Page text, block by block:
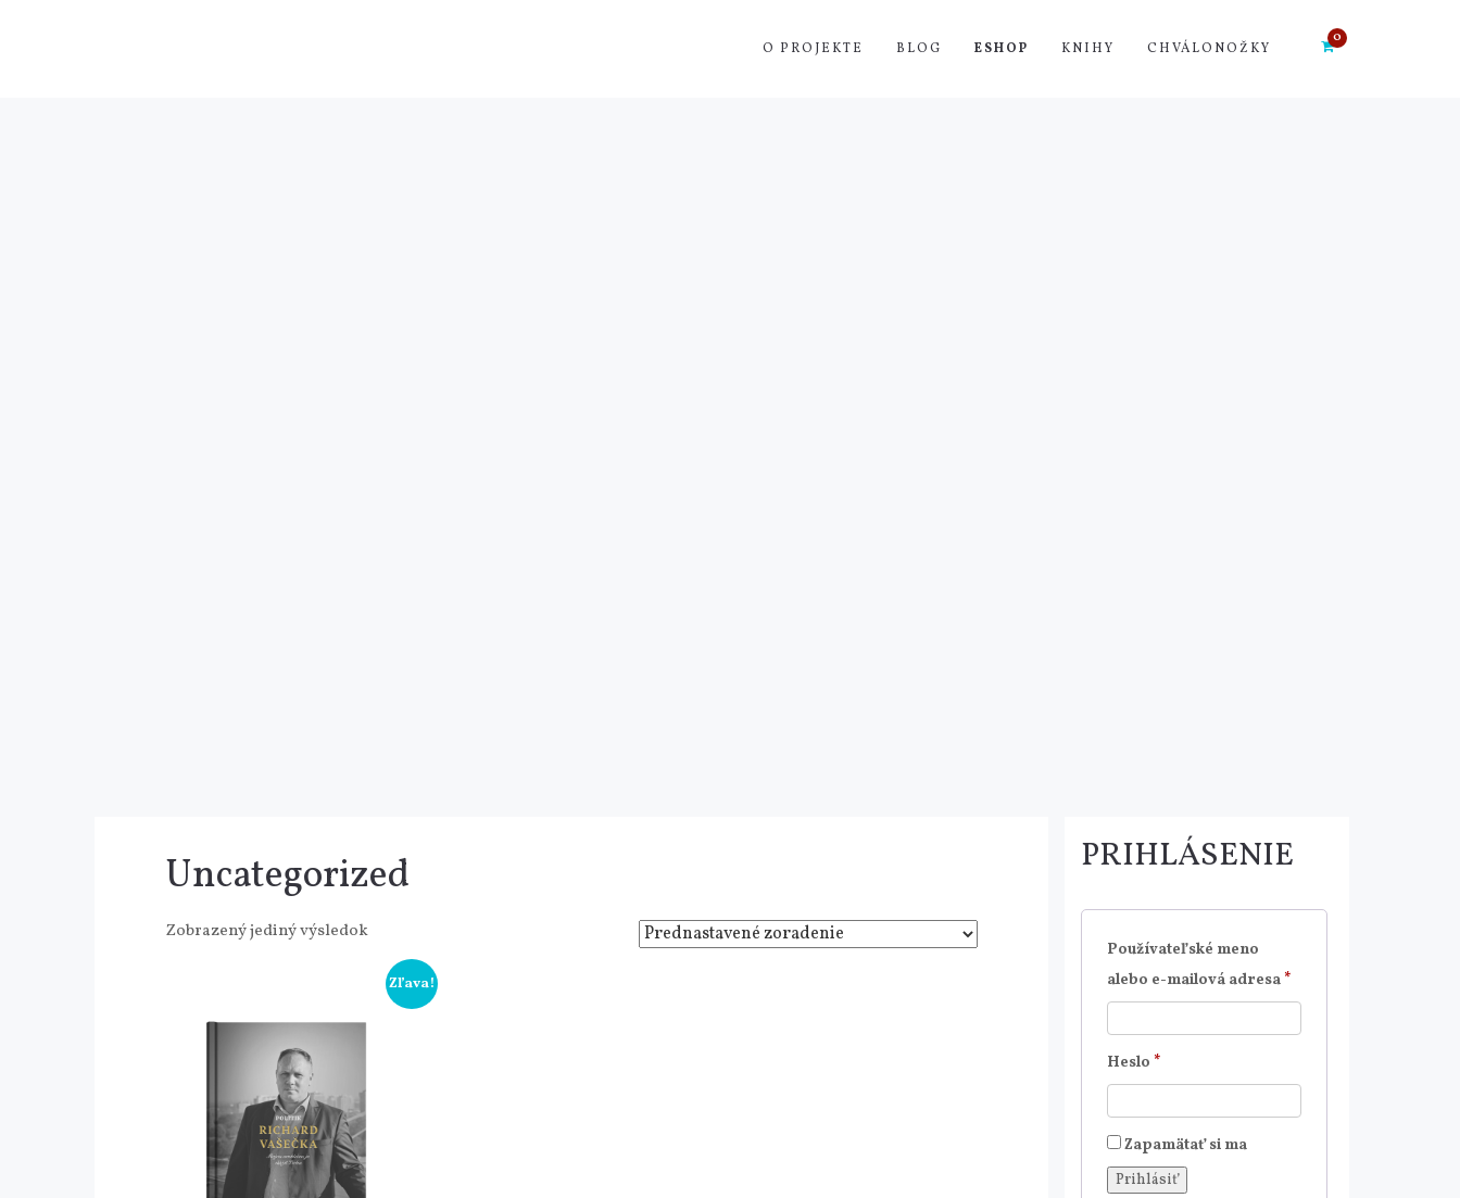
O PROJEKTE BLOG ESHOP KNIHY CHVÁLONOŽKY
Uncategorized
Zobrazený jediný výsledok
Zľava!
PRIHLÁSENIE
Používateľské meno
alebo e-mailová adresa *Povinné
Heslo *Povinné
Zapamätať si ma
Prihlásiť